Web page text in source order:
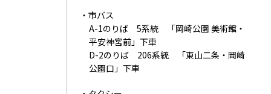
・市バス
A-1のりば 5系統 「岡崎公園 美術館・
平安神宮前」下車
D-2のりば 206系統 「東山二条・岡崎
公園口」下車